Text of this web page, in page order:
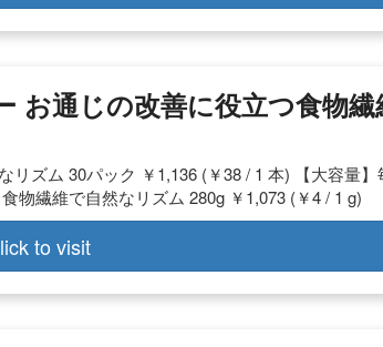
お通じの改善に役立つ食物繊
ズム 30パック ￥1,136 (￥38 / 1 本) 【大容量】
物繊維で自然なリズム 280g ￥1,073 (￥4 / 1 g)
to visit